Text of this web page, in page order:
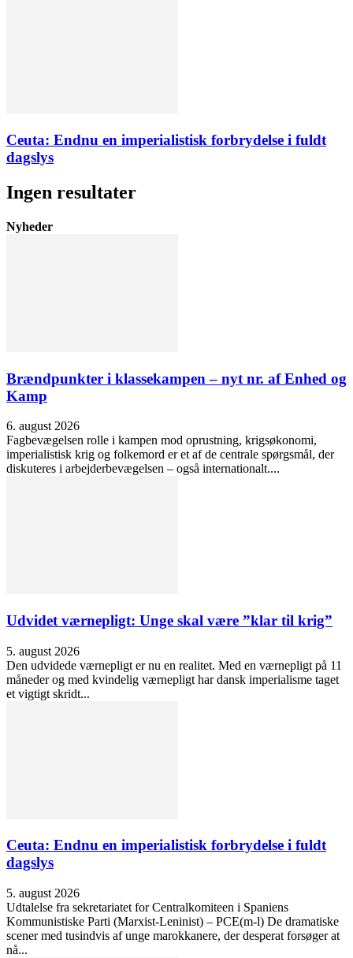
Ceuta: Endnu en imperialistisk forbrydelse i fuldt
dagslys
Ingen resultater
Nyheder
Brændpunkter i klassekampen – nyt nr. af Enhed og
Kamp
6. august 2026
Fagbevægelsen rolle i kampen mod oprustning, krigsøkonomi,
imperialistisk krig og folkemord er et af de centrale spørgsmål, der
diskuteres i arbejderbevægelsen – også internationalt....
Udvidet værnepligt: Unge skal være ”klar til krig”
5. august 2026
Den udvidede værnepligt er nu en realitet. Med en værnepligt på 11
måneder og med kvindelig værnepligt har dansk imperialisme taget
et vigtigt skridt...
Ceuta: Endnu en imperialistisk forbrydelse i fuldt
dagslys
5. august 2026
Udtalelse fra sekretariatet for Centralkomiteen i Spaniens
Kommunistiske Parti (Marxist-Leninist) – PCE(m-l) De dramatiske
scener med tusindvis af unge marokkanere, der desperat forsøger at
nå...